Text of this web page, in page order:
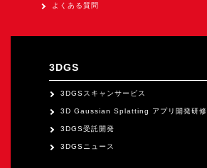
資料請求
よくある質問
3DGS
3DGSスキャンサービス
3D Gaussian Splatting アプリ開発研修
3DGS受託開発
3DGSニュース